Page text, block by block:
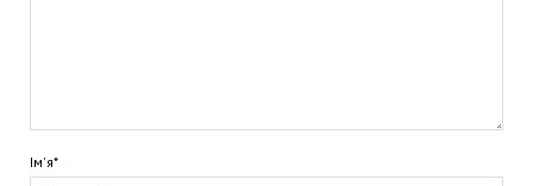
Ім'я*